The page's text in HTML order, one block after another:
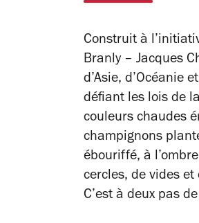
Construit à
Branly – Jacques
d’Asie, d’Océanie
défiant les lois de
couleurs chaudes
champignons
ébouriffé, à
cercles, de vides
C’est à deux pas